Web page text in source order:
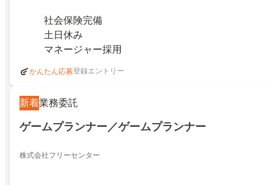
社会保険完備
土日休み
マネージャー採用
かんたん応募登録エントリー
新着業務委託
ゲームプランナー／ゲームプランナー
株式会社フリーセンター